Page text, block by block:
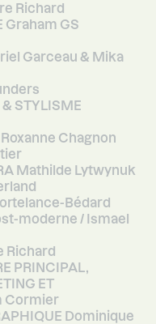
Richard
Graham GS
Garceau & Mika
& STYLISME
Roxanne Chagnon
Mathilde Lytwynuk
Bédard
moderne / Ismael
Richard
PRINCIPAL,
ET
Cormier
Dominique